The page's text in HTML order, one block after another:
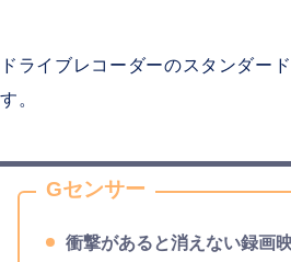
ドライブレコーダーのスタンダー
す。
Gセンサー
衝撃があると消えない録画